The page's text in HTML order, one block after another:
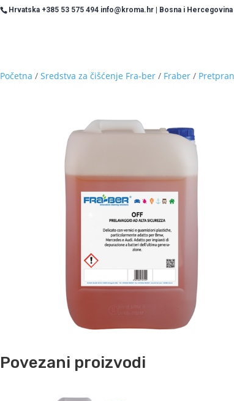
Hrvatska +385 53 575 494 info@kroma.hr | Bosna i
Početna / Sredstva za čišćenje Fra-ber/ Fraber/
Povezani proizvodi